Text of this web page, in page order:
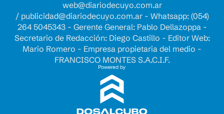
web@diariodecuyo.com.ar
/ publicidad@diariodecuyo.com.ar- Whatsapp: (054)
264 5045343 - Gerente General: Pablo Dellazoppa -
Secretario de Redacción: Diego Castillo - Editor Web:
Mario Romero - Empresa propietaria del medio -
FRANCISCO MONTES S.A.C.I.F.